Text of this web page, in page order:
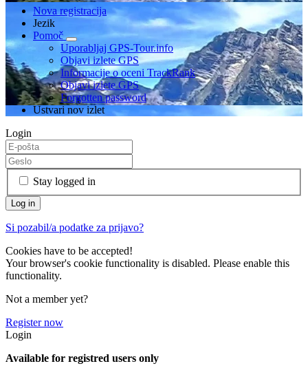
Nova registracija
Jezik
Pomoč
Uporabljaj GPS-Tour.info
Objavi izlete GPS
Informacije o oceni TrackRank
Objavi izlete GPS
Forgotten password
Ustvari nov izlet
Login
Stay logged in
Si pozabil/a podatke za prijavo?
Cookies have to be accepted!
Your browser's cookie functionality is disabled. Please enable this
functionality.
Not a member yet?
Register now
Login
Available for registred users only